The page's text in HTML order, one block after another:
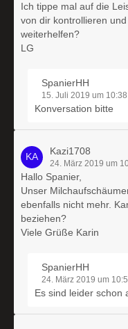
Ich tippe mal auf die
von dir kontrollieren
weiterhelfen?
LG
SpanierHH
15. Juli 2019 um 10:38
Konversation bitte
Kazi1708
24. März 2019 um
Hallo Spanier,
Unser
ebenfalls nicht mehr.
beziehen?
Viele Grüße Karin
SpanierHH
24. März 2019 um
Es sind leider schon